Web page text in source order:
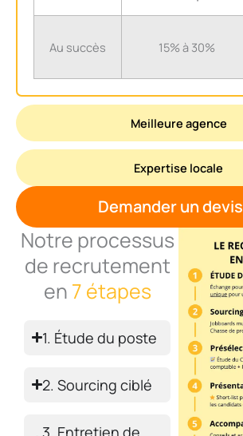
Meilleure agence
Expertise locale
Au succès 15% à 30%
Demander un devis
Notre processus
de recrutement
en 7 étapes
1. Étude du poste
2. Sourcing ciblé
3. Entretien de